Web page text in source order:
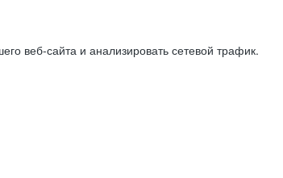
веб-сайта и анализировать сетевой трафик.